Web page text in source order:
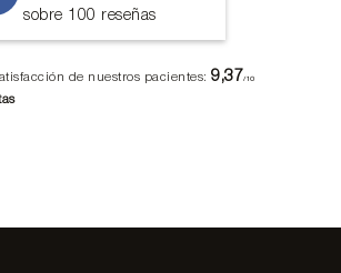
sobre 100 reseñas
de nuestros pacientes:9,37/10